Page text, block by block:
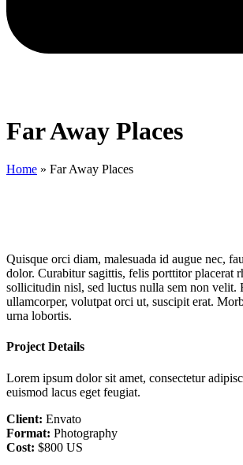
menu
menu
Far Away Places
Home » Far Away Places
Quisque orci diam, malesuada id augue nec,
dolor. Curabitur sagittis, felis porttitor placerat
sollicitudin nisl, sed luctus nulla sem non velit.
ullamcorper, volutpat orci ut, suscipit erat.
urna lobortis.
Project Details
Lorem ipsum dolor sit amet, consectetur
euismod lacus eget feugiat.
Client: Envato
Format: Photography
Cost: $800 US